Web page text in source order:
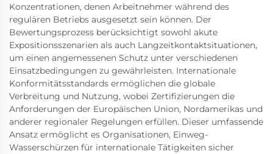
Konzentrationen, denen Arbeitnehmer während des
regulären Betriebs ausgesetzt sein können. Der
Bewertungsprozess berücksichtigt sowohl akute
Expositionsszenarien als auch Langzeitkontaktsituationen,
um einen angemessenen Schutz unter verschiedenen
Einsatzbedingungen zu gewährleisten. Internationale
Konformitätsstandards ermöglichen die globale
Verbreitung und Nutzung, wobei Zertifizierungen die
Anforderungen der Europäischen Union, Nordamerikas und
anderer regionaler Regelungen erfüllen. Dieser umfassende
Ansatz ermöglicht es Organisationen, Einweg-
Wasserschürzen für internationale Tätigkeiten sicher